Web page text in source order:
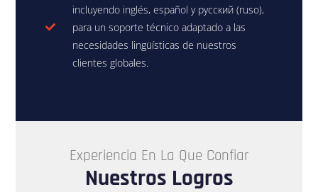
incluyendo inglés, español y русский (ruso),
para un soporte técnico adaptado a las
necesidades lingüísticas de nuestros
clientes globales.
Experiencia En La Que Confiar
Nuestros Logros